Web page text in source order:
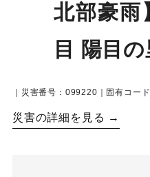
北部豪雨
目 陽目の
｜災害番号：099220｜固有コー
災害の詳細を見る →